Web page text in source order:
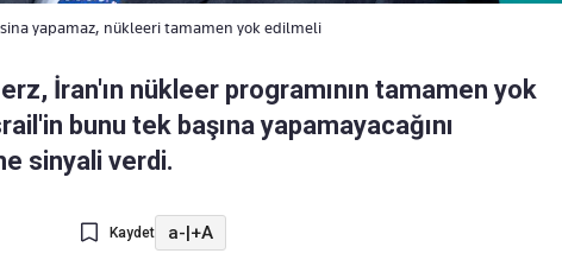
yapamaz, nükleeri tamamen yok edilmeli
İran'ın nükleer programının tamamen yok
bunu tek başına yapamayacağını
sinyali verdi.
Kaydet a-|+A